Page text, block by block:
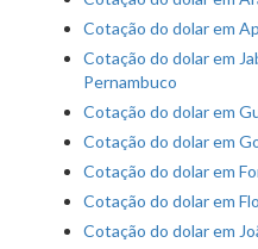
Cotação do dolar em
Cotação do dolar em
Pernambuco
Cotação do dolar em
Cotação do dolar em
Cotação do dolar em
Cotação do dolar em
Cotação do dolar em